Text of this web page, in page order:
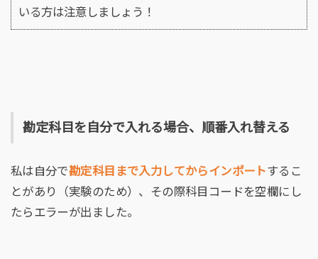
いる方は注意しましょう！
勘定科目を自分で入れる場合、順番入れ替える
私は自分で勘定科目まで入力してからインポートするこ
とがあり（実験のため）、その際科目コードを空欄にし
たらエラーが出ました。